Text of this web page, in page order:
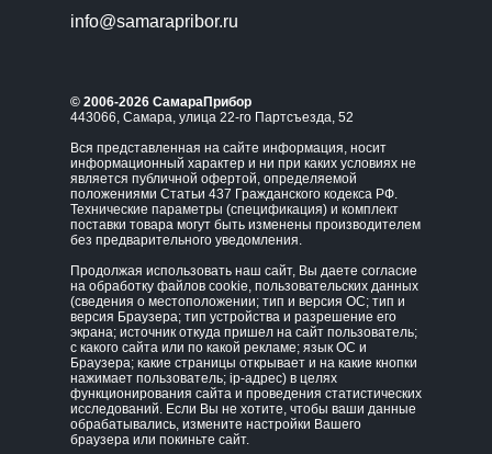
info@samarapribor.ru
© 2006-2026 СамараПрибор
443066, Самара, улица 22-го Партсъезда, 52
Вся представленная на сайте информация, носит
информационный характер и ни при каких условиях не
является публичной офертой, определяемой
положениями Статьи 437 Гражданского кодекса РФ.
Технические параметры (спецификация) и комплект
поставки товара могут быть изменены производителем
без предварительного уведомления.
Продолжая использовать наш сайт, Вы даете согласие
на обработку файлов cookie, пользовательских данных
(сведения о местоположении; тип и версия ОС; тип и
версия Браузера; тип устройства и разрешение его
экрана; источник откуда пришел на сайт пользователь;
с какого сайта или по какой рекламе; язык ОС и
Браузера; какие страницы открывает и на какие кнопки
нажимает пользователь; ip-адрес) в целях
функционирования сайта и проведения статистических
исследований. Если Вы не хотите, чтобы ваши данные
обрабатывались, измените настройки Вашего
браузера или покиньте сайт.